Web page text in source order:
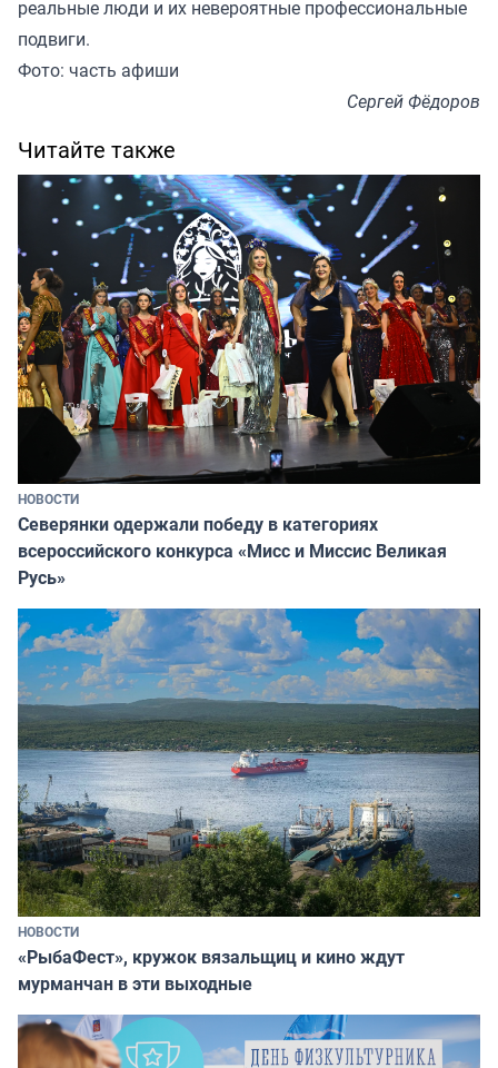
реальные люди и их невероятные профессиональные
подвиги.
Фото: часть афиши
Сергей Фёдоров
Читайте также
НОВОСТИ
Северянки одержали победу в категориях
всероссийского конкурса «Мисс и Миссис Великая
Русь»
НОВОСТИ
«РыбаФест», кружок вязальщиц и кино ждут
мурманчан в эти выходные